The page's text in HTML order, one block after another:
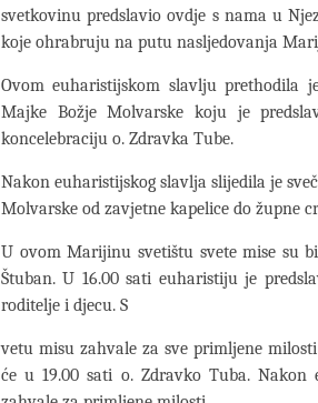
svetkovinu predslavio ovdje s nama u
koje ohrabruju na putu nasljedovanja
Ovom euharistijskom slavlju prethodila
Majke Božje Molvarske koju je
koncelebraciju o. Zdravka Tube.
Nakon euharistijskog slavlja slijedila je
Molvarske od zavjetne kapelice do župne
U ovom Marijinu svetištu svete mise su
Štuban. U 16.00 sati euharistiju je
roditelje i djecu. S
vetu misu zahvale za sve primljene
će u 19.00 sati o. Zdravko Tuba.